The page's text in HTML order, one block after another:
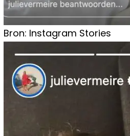
Bron: Instagram Stories